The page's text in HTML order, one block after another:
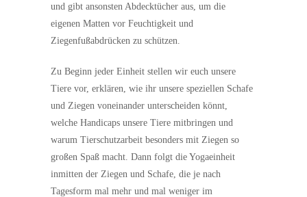
und gibt ansonsten Abdecktücher aus, um die
eigenen Matten vor Feuchtigkeit und
Ziegenfußabdrücken zu schützen.
Zu Beginn jeder Einheit stellen wir euch unsere
Tiere vor, erklären, wie ihr unsere speziellen Schafe
und Ziegen voneinander unterscheiden könnt,
welche Handicaps unsere Tiere mitbringen und
warum Tierschutzarbeit besonders mit Ziegen so
großen Spaß macht. Dann folgt die Yogaeinheit
inmitten der Ziegen und Schafe, die je nach
Tagesform mal mehr und mal weniger im